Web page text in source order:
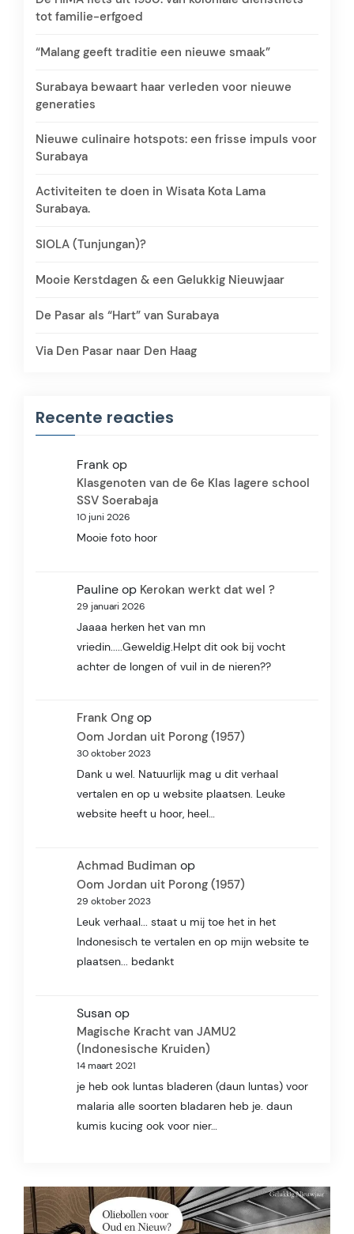
tot familie-erfgoed
“Malang geeft traditie een nieuwe smaak”
Surabaya bewaart haar verleden voor nieuwe
generaties
Nieuwe culinaire hotspots: een frisse impuls voor
Surabaya
Activiteiten te doen in Wisata Kota Lama
Surabaya.
SIOLA (Tunjungan)?
Mooie Kerstdagen & een Gelukkig Nieuwjaar
De Pasar als “Hart” van Surabaya
Via Den Pasar naar Den Haag
Recente reacties
Frankop
Klasgenoten van de 6e Klas lagere school
SSV Soerabaja
10 juni 2026
Mooie foto hoor
Paulineop Kerokan werkt dat wel ?
29 januari 2026
Jaaaa herken het van mn
vriedin.....Geweldig.Helpt dit ook bij vocht
achter de longen of vuil in de nieren??
Frank Ong op
Oom Jordan uit Porong (1957)
30 oktober 2023
Dank u wel. Natuurlijk mag u dit verhaal
vertalen en op u website plaatsen. Leuke
website heeft u hoor, heel…
Achmad Budiman op
Oom Jordan uit Porong (1957)
29 oktober 2023
Leuk verhaal... staat u mij toe het in het
Indonesisch te vertalen en op mijn website te
plaatsen... bedankt
Susanop
Magische Kracht van JAMU2
(Indonesische Kruiden)
14 maart 2021
je heb ook luntas bladeren (daun luntas) voor
malaria alle soorten bladaren heb je. daun
kumis kucing ook voor nier…